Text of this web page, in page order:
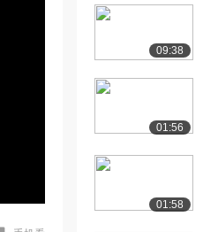
09:38
01:56
01:58